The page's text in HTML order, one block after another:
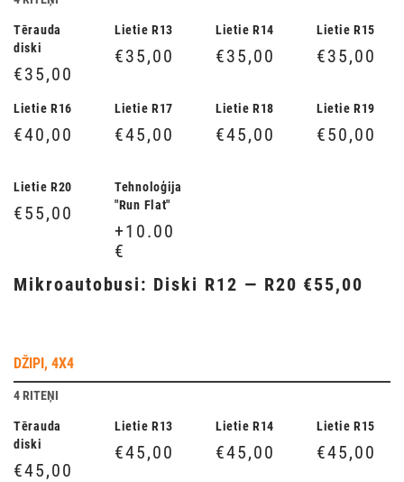
Tērauda
diski
€35,00
Lietie R13
€35,00
Lietie R14
€35,00
Lietie R15
€35,00
Lietie R16
€40,00
Lietie R17
€45,00
Lietie R18
€45,00
Lietie R19
€50,00
Lietie R20
€55,00
Tehnoloģija
"Run Flat"
+10.00
€
Mikroautobusi: Diski R12 — R20 €55,00
DŽIPI, 4X4
4 RITEŅI
Tērauda
diski
€45,00
Lietie R13
€45,00
Lietie R14
€45,00
Lietie R15
€45,00